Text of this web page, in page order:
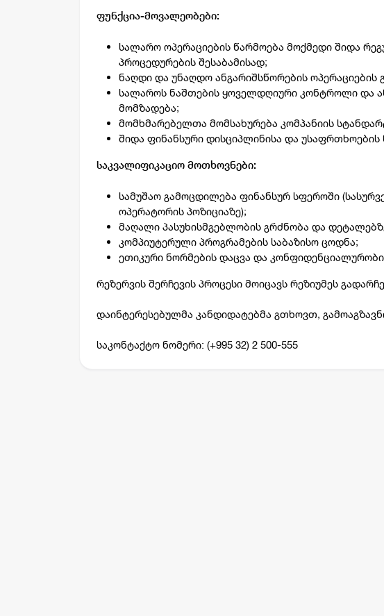
ფუნქცია-მოვალეობები:
სალარო ოპერაციების წარმოება მოქმედი შიდა
პროცედურების შესაბამისად;
ნაღდი და უნაღდო ანგარიშსწორების ოპერაციების
სალაროს ნაშთების ყოველდღიური კონტროლი და
მომზადება;
მომხმარებელთა მომსახურება კომპანიის
შიდა ფინანსური დისციპლინისა და უსაფრთხოების
საკვალიფიკაციო მოთხოვნები:
სამუშაო გამოცდილება ფინანსურ სფეროში
ოპერატორის პოზიციაზე);
მაღალი პასუხისმგებლობის გრძნობა და
კომპიუტერული პროგრამების საბაზისო ცოდნა;
ეთიკური ნორმების დაცვა და
რეზერვის შერჩევის პროცესი მოიცავს რეზიუმეს
დაინტერესებულმა კანდიდატებმა გთხოვთ,
საკონტაქტო ნომერი: (+995 32) 2 500-555